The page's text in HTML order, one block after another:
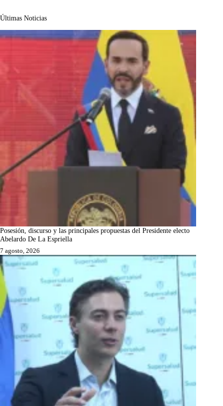
Últimas Noticias
Posesión, discurso y las principales propuestas del Presidente electo
Abelardo De La Espriella
7 agosto, 2026